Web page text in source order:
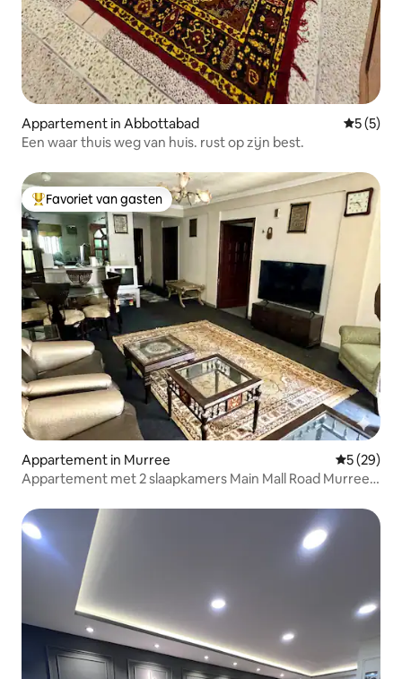
Appartement in Abbottabad
5 (5)
Een waar thuis weg van huis. rust op zijn best.
Topfavoriet van gasten
Favoriet van gasten
Appartement in Murree
5 (29)
Appartement met 2 slaapkamers Main Mall Road Murree